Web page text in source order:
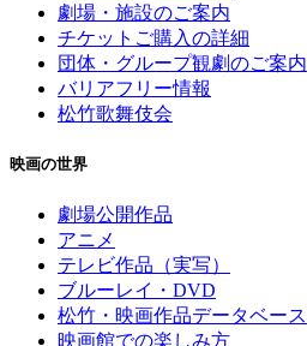
劇場・施設のご案内
チケットご購入の詳細
団体・グループ観劇のご案内
バリアフリー情報
松竹歌舞伎会
映画の世界
劇場公開作品
アニメ
テレビ作品（実写）
ブルーレイ・DVD
松竹・映画作品データベース
映画館での楽しみ方